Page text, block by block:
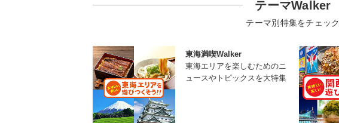
テーマWalker
テーマ別特集をチェック
東海満喫Walker
東海エリアを楽しむためのニ
ュースやトピックスを大特集